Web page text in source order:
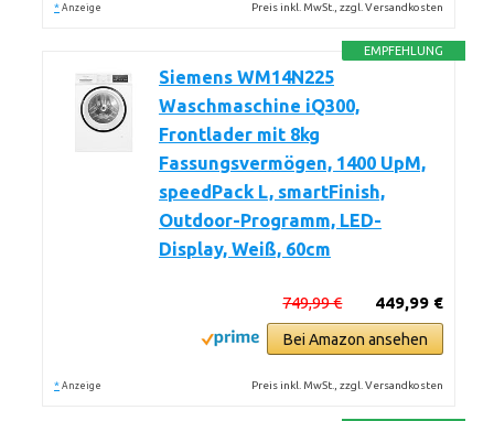
* Anzeige Preis inkl. MwSt., zzgl. Versandkosten
EMPFEHLUNG
Siemens WM14N225
Waschmaschine iQ300,
Frontlader mit 8kg
Fassungsvermögen, 1400 UpM,
speedPack L, smartFinish,
Outdoor-Programm, LED-
Display, Weiß, 60cm
449,99 €
749,99 €
Bei Amazon ansehen
* Anzeige Preis inkl. MwSt., zzgl. Versandkosten